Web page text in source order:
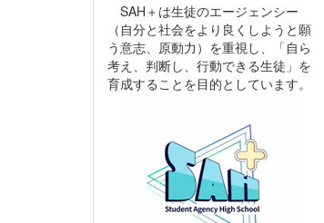
SAH＋は生徒のエージェンシー
（自分と社会をより良くしようと願
う意志、原動力）を重視し、「自ら
考え、判断し、行動できる生徒」を
育成することを目的としています。